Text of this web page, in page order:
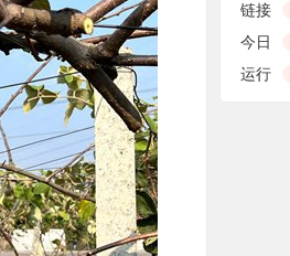
链接
今日
运行